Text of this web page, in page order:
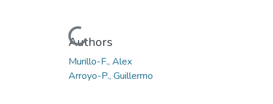
Loading...
Authors
Murillo-F., Alex
Arroyo-P., Guillermo